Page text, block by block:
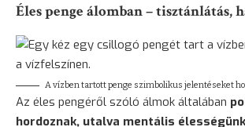
Éles penge álomban – tisztánlátás,
A vízben tartott penge szimbolikus jelentéseket
Az éles pengéről szóló álmok általában
hordoznak, utalva mentális